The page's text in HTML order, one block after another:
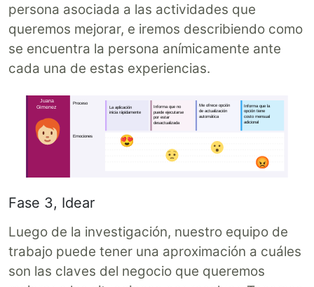
persona asociada a las actividades que
queremos mejorar, e iremos describiendo como
se encuentra la persona anímicamente ante
cada una de estas experiencias.
Fase 3, Idear
Luego de la investigación, nuestro equipo de
trabajo puede tener una aproximación a cuáles
son las claves del negocio que queremos